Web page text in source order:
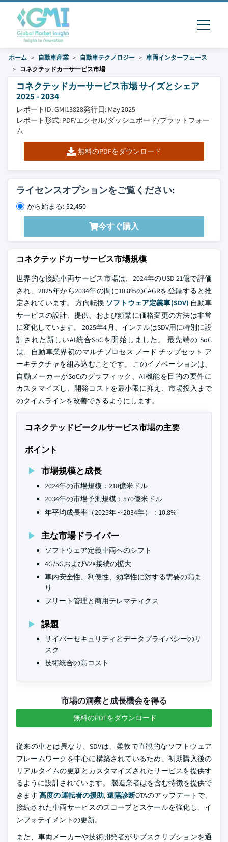
ホーム 自動車産業 自動車テクノロジー
車両インターフェース
コネクテッドカーサービス市場
コネクテッドカーサービス市場 サイズとシェア
2025 - 2034
レポートID: GMI13828発行日: May 2025
レポート形式: PDF/エクセル/ダッシュボード/プラットフォー
ム
無料のPDFをダウンロード
ライセンスオプションをご覧ください:
から始まる: $2,450
今すぐ購入
コネクテッドカーサービス市場規模
世界的な接続車両サービス市場は、2024年のUSD 21億で評価
され、2025年から2034年の間に10.8%のCAGRを登録すると推
定されています。 方向転換 ソフトウェア定義車(SDV) 自動車
サービスの設計、提供、および頻繁に価格変更の方法は非常
に変化しています。 2025年4月、インテルはSDV用に特別に設
計された新しいAI統合SoCを開始しました。 最先端の SoC
は、自動車業界初のマルチプロセス ノード チップセット ア
ーキテクチャを組み込むことです。 このイノベーションは、
自動メーカーがSoCのグラフィック、AI機能を目的の要件に
カスタマイズし、開発コストを最小限に抑え、市場投入まで
のタイムラインを改善できるようにします。
コネクテッドビークルサービス市場の主要
ポイント
市場規模と成長
2024年の市場規模：210億米ドル
2034年の市場予測規模：570億米ドル
年平均成長率（2025年～2034年）：10.8%
主な市場ドライバー
ソフトウェア定義車両へのシフト
4G/5GおよびV2X接続の拡大
車内安全性、利便性、効率性に対する需要の高ま
り
フリート管理と商用テレマティクス
課題
サイバーセキュリティとデータプライバシーのリ
スク
技術統合の高コスト
市場の洞察と成長機会を得る
無料のPDFをダウンロード
従来の車とは異なり、SDVは、柔軟で直観的なソフトウェア
フレームワークを中心に構築されているため、初期購入後の
リアルタイムの更新とカスタマイズされたサービスを提供す
るように設計されています。 製造業者はを含む特徴を提供で
きます高度の運転者の援助,遠隔診断OTAのアップデートで、
接続された車両サービスのスコープとスケールを強化し、イ
ンフォテイメントの更新。
また、車両メーカーや技術開発者がサブスクリプションを通